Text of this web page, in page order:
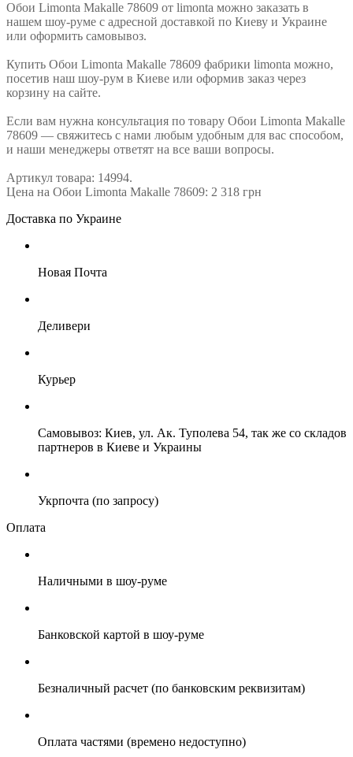
Обои Limonta Makalle 78609 от limonta можно заказать в
нашем шоу-руме с адресной доставкой по Киеву и Украине
или оформить самовывоз.
Купить Обои Limonta Makalle 78609 фабрики limonta можно,
посетив наш шоу-рум в Киеве или оформив заказ через
корзину на сайте.
Если вам нужна консультация по товару Обои Limonta Makalle
78609 — свяжитесь с нами любым удобным для вас способом,
и наши менеджеры ответят на все ваши вопросы.
Артикул товара: 14994.
Цена на Обои Limonta Makalle 78609: 2 318 грн
Доставка по Украине
Новая Почта
Деливери
Курьер
Самовывоз: Киев, ул. Ак. Туполева 54, так же со складов
партнеров в Киеве и Украины
Укрпочта (по запросу)
Оплата
Наличными в шоу-руме
Банковской картой в шоу-руме
Безналичный расчет (по банковским реквизитам)
Оплата частями (времено недоступно)